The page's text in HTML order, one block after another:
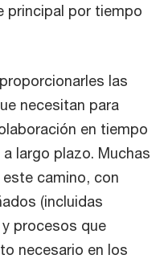
principal por tiempo
las
necesitan para
en tiempo
largo plazo. Muchas
camino, con
(incluidas
procesos que
necesario en los